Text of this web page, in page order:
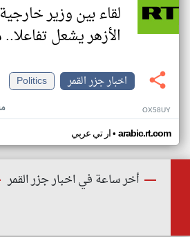
لقاء بين وزير
الأزهر يشعل
اخبار جزر القمر
Politics
OX58UY
ار تي عربي• arabic.rt.com
أخر ساعة في اخبار جزر القمر